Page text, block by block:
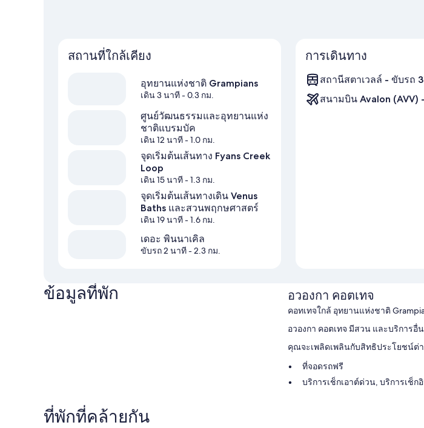
สถานที่ใกล้เคียง
อุทยานแห่งชาติ Grampians
เดิน 3 นาที- 0.3 กม.
ศูนย์วัฒนธรรมและอุทยานแห่ง
ชาติแบรมบัค
เดิน 12 นาที- 1.0 กม.
จุดเริ่มต้นเส้นทาง Fyans Creek
Loop
เดิน 15 นาที- 1.3 กม.
จุดเริ่มต้นเส้นทางเดิน Venus
Baths และสวนพฤกษศาสตร์
เดิน 19 นาที- 1.6 กม.
เดอะ พินนาเคิล
ขับรถ 2 นาที- 2.3 กม.
การเดินทาง
สถานีสตาเวลล์ - ขับรถ
สนามบิน Avalon (AVV)
ข้อมูลที่พัก อวองกา คอตเทจ
คอทเทจใกล้ อุทยานแห่งชาติ
อวองกา คอตเทจ มีสวน และบริการอื่
คุณจะเพลิดเพลินกับสิทธิประโยชน์ต่า
ที่จอดรถฟรี
บริการเช็กเอาต์ด่วน, บริการเช็
ที่พักที่คล้ายกัน